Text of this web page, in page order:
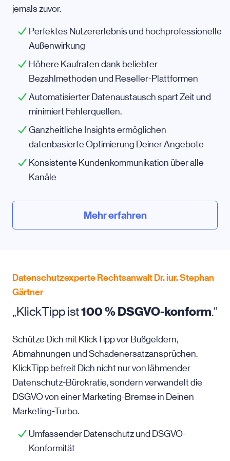
jemals zuvor.
Perfektes Nutzererlebnis und hochprofessionelle
Außenwirkung
Höhere Kaufraten dank beliebter
Bezahlmethoden und Reseller-Plattformen
Automatisierter Datenaustausch spart Zeit und
minimiert Fehlerquellen.
Ganzheitliche Insights ermöglichen
datenbasierte Optimierung Deiner Angebote
Konsistente Kundenkommunikation über alle
Kanäle
Mehr erfahren
Datenschutzexperte Rechtsanwalt Dr. iur. Stephan
Gärtner
„KlickTipp ist100 % DSGVO-konform.“
Schütze Dich mit KlickTipp vor Bußgeldern,
Abmahnungen und Schadenersatzansprüchen.
KlickTipp befreit Dich nicht nur von lähmender
Datenschutz-Bürokratie, sondern verwandelt die
DSGVO von einer Marketing-Bremse in Deinen
Marketing-Turbo.
Umfassender Datenschutz und DSGVO-
Konformität